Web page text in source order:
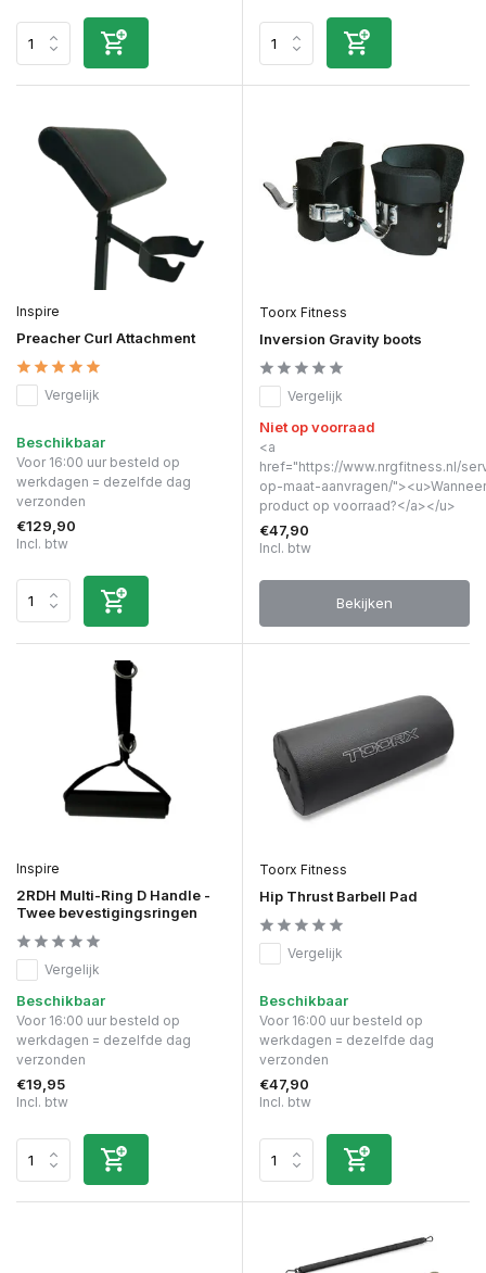
Inspire
Preacher Curl Attachment
Vergelijk
Beschikbaar
Voor 16:00 uur besteld op
werkdagen = dezelfde dag
verzonden
€129,90
Incl. btw
Toorx Fitness
Inversion Gravity boots
Vergelijk
Niet op voorraad
<a
href="https://www.nrgfitness.nl/
op-maat-aanvragen/
product op voorraad?</a></u>
€47,90
Incl. btw
Bekijken
Inspire
2RDH Multi-Ring D Handle -
Twee bevestigingsringen
Vergelijk
Beschikbaar
Voor 16:00 uur besteld op
werkdagen = dezelfde dag
verzonden
€19,95
Incl. btw
Toorx Fitness
Hip Thrust Barbell Pad
Vergelijk
Beschikbaar
Voor 16:00 uur besteld op
werkdagen = dezelfde dag
verzonden
€47,90
Incl. btw